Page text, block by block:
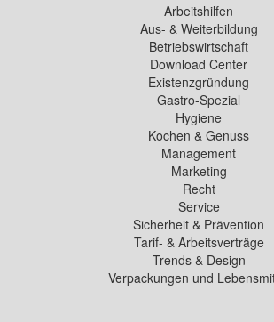
Arbeitshilfen
Aus- & Weiterbildung
Betriebswirtschaft
Download Center
Existenzgründung
Gastro-Spezial
Hygiene
Kochen & Genuss
Management
Marketing
Recht
Service
Sicherheit & Prävention
Tarif- & Arbeitsverträge
Trends & Design
Verpackungen und